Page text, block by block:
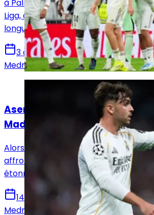
à Palma de Majorque pour disputer la
Liga, ce samedi à 16 h 15, avec deux
longue date.
3 avril 2026
Medric Bouzermane
Asencio absent de dernière
Madrid face à Elche !
Alors que le Real Madrid a annoncé
affronter Elche ce samedi, Raul
étonnamment pas partie du groupe
14 mars 2026
Medric Bouzermane